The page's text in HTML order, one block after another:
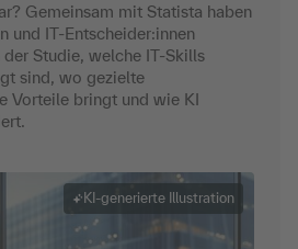
Gemeinsam mit Statista haben
und IT-Entscheider:innen
Studie, welche IT-Skills
sind, wo gezielte
Vorteile bringt und wie KI
KI-generierte Illustration